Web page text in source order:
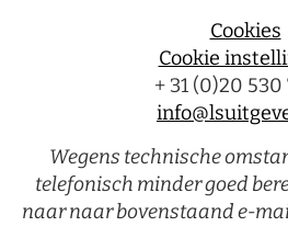
Cookies
Cookie
+ 31 (0)20 530
Wegens technische
telefonisch minder goed
naar naar bovenstaand e-